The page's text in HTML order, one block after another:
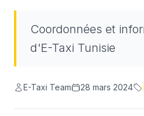
Coordonnées et
d'E-Taxi Tunisie
E-Taxi Team 28 mars 2024